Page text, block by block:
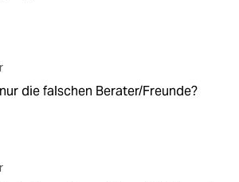
die falschen Berater/Freunde?